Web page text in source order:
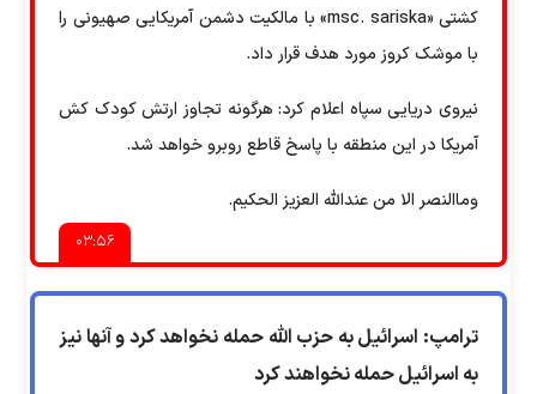
۰۳:۵۶
کشتی «msc. sariska» با مالکیت دشمن آمریکایی صهیونی را
با موشک کروز مورد هدف قرار داد.
نیروی دریایی سپاه اعلام کرد: هرگونه تجاوز ارتش کودک کش
آمریکا در این منطقه با پاسخ قاطع روبرو خواهد شد.
وماالنصر الا من عندالله العزیز الحکیم.
ترامپ: اسرائیل به حزب الله حمله نخواهد کرد و آنها نیز
به اسرائیل حمله نخواهند کرد